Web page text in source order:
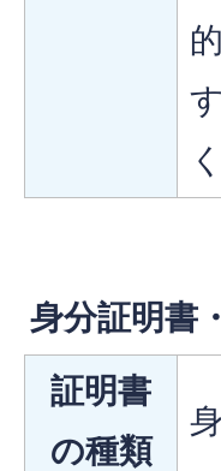
身分証明書
証明書
の種類